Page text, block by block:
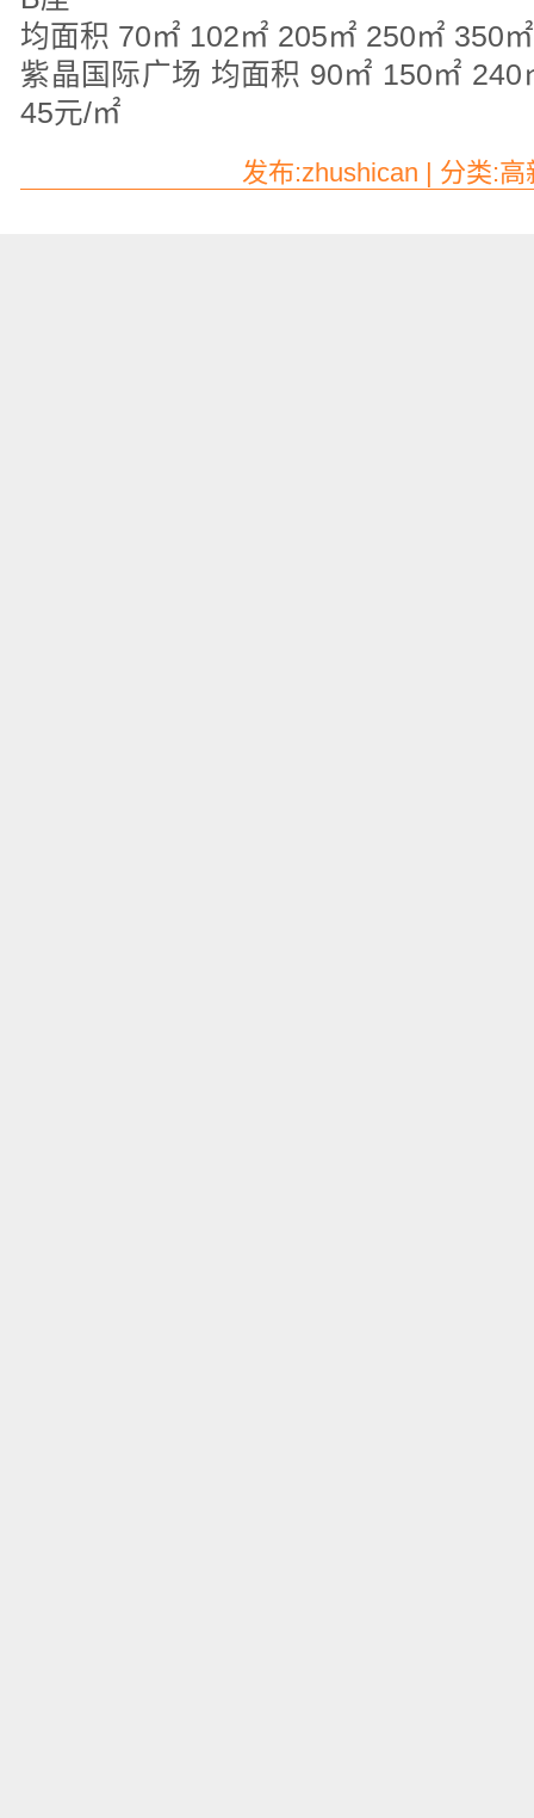
均面积 70㎡ 102㎡ 205㎡ 250㎡ 350
紫晶国际广场 均面积 90㎡ 150㎡
45元/㎡
发布:zhushican | 分类: